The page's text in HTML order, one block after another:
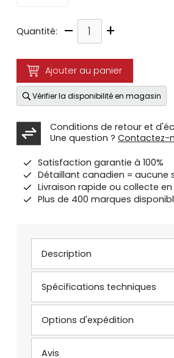
Quantité: – +
Ajouter au panier
Vérifier la disponibilité en magasin
Conditions de retour et
Une question ? Contactez-
Satisfaction garantie à 100%
Détaillant canadien = aucune
Livraison rapide ou collecte
Plus de 400 marques
Description
Spécifications techniques
Options d'expédition
Avis